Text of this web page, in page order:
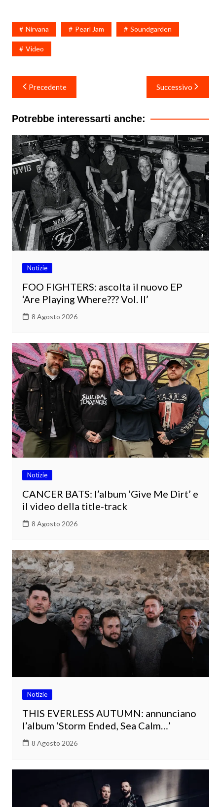
Nirvana Pearl Jam Soundgarden
Video
Navigazione
articoli
Precedente Successivo
Potrebbe interessarti anche:
Notizie
FOO FIGHTERS: ascolta il nuovo EP
‘Are Playing Where??? Vol. II’
8 Agosto 2026
Notizie
CANCER BATS: l’album ‘Give Me Dirt’ e
il video della title-track
8 Agosto 2026
Notizie
THIS EVERLESS AUTUMN: annunciano
l’album ‘Storm Ended, Sea Calm…’
8 Agosto 2026